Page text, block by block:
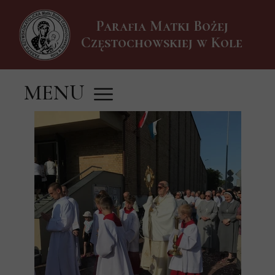
MENU
Parafia Matki Bożej
Częstochowskiej w Kole